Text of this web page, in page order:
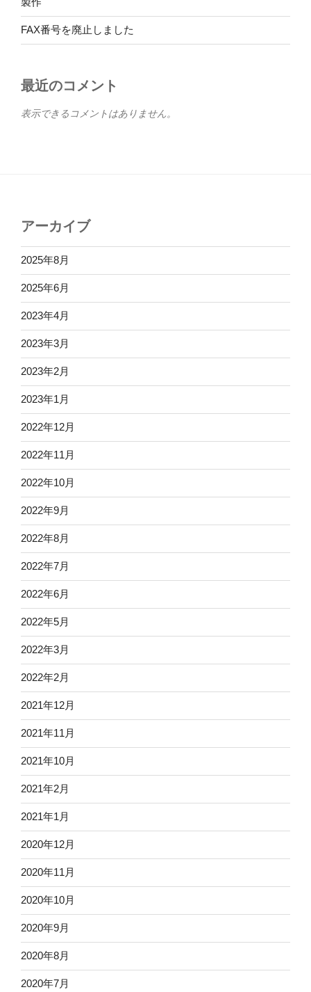
FAX番号を廃止しました
最近のコメント
表示できるコメントはありません。
アーカイブ
2025年8月
2025年6月
2023年4月
2023年3月
2023年2月
2023年1月
2022年12月
2022年11月
2022年10月
2022年9月
2022年8月
2022年7月
2022年6月
2022年5月
2022年3月
2022年2月
2021年12月
2021年11月
2021年10月
2021年2月
2021年1月
2020年12月
2020年11月
2020年10月
2020年9月
2020年8月
2020年7月